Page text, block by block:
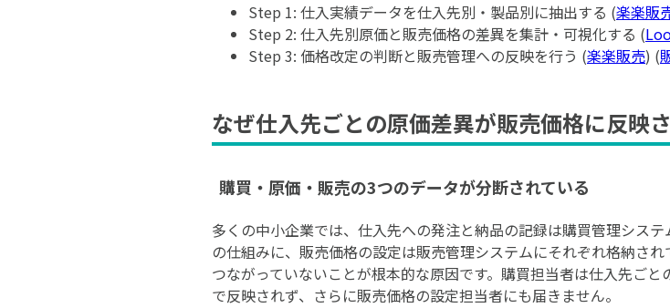
Step 1: 仕入実績データを仕入先別・製品別に抽出する (楽楽販
Step 2: 仕入先別原価と販売価格の差異を集計・可視化する (
Step 3: 価格改定の判断と販売管理への反映を行う (楽楽販売) (
なぜ仕入先ごとの原価差異が販売価格に反映
購買・原価・販売の3つのデータが分断されている
多くの中小企業では、仕入先への発注と納品の記録は購買管理シス
の仕組みに、販売価格の設定は販売管理システムにそれぞれ格納さ
つながっていないことが根本的な原因です。購買担当者は仕入先ご
で反映されず、さらに販売価格の設定担当者にも届きません。